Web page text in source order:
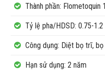
Thành phần: Flometoquin
Tỷ lệ pha/HDSD: 0.75-1.2
Công dụng: Diệt bọ trĩ, bọ
Hạn sử dụng: 2 năm